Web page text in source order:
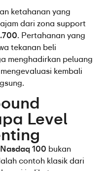
ketahanan yang
dari zona support
. Pertahanan yang
tekanan beli
menghadirkan peluang
kembali
Level
Nasdaq 100 bukan
contoh klasik dari